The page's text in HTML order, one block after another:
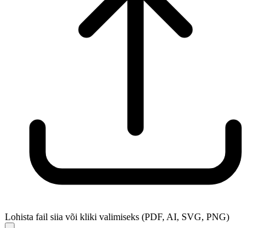
Lohista fail siia või kliki valimiseks (PDF, AI, SVG, PNG)